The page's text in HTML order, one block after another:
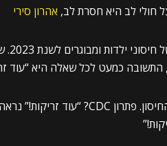
חולי לב היא חסרת לב, אהרון סירי